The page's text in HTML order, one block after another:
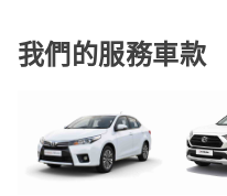
我們的服務車款